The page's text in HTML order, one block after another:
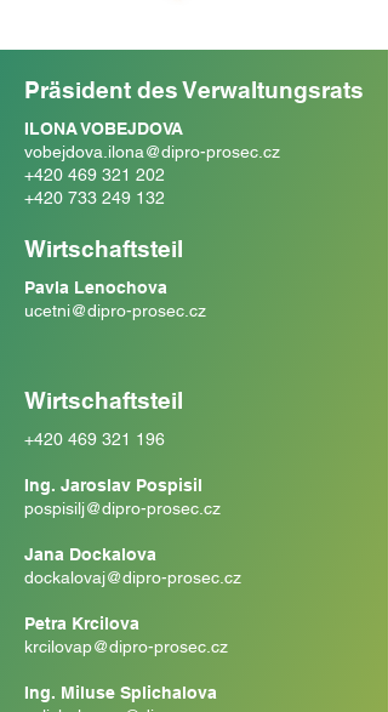
Präsident des Verwaltungsrats
ILONA VOBEJDOVA
vobejdova.ilona@dipro-prosec.cz
+420 469 321 202
+420 733 249 132
Wirtschaftsteil
Pavla Lenochova
ucetni@dipro-prosec.cz
Wirtschaftsteil
+420 469 321 196
Ing. Jaroslav Pospisil
pospisilj@dipro-prosec.cz
Jana Dockalova
dockalovaj@dipro-prosec.cz
Petra Krcilova
krcilovap@dipro-prosec.cz
Ing. Miluse Splichalova